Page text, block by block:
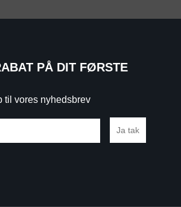
PÅ DIT FØRSTE
til vores nyhedsbrev
Ja tak